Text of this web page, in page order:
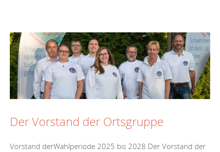
Der Vorstand der Ortsgruppe
Vorstand derWahlperiode 2025 bis 2028 Der Vorstand der